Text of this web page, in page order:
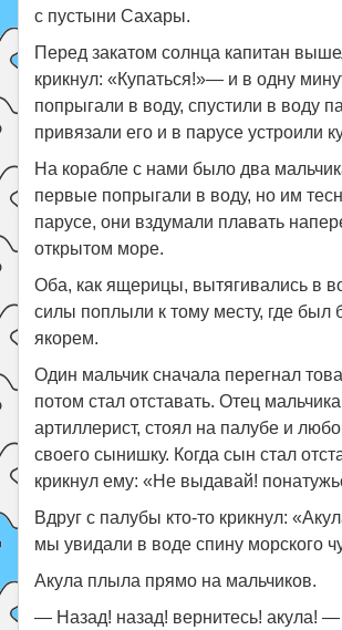
с пустыни Сахары.
Перед закатом солнца капитан
крикнул: «Купаться!»— и в одну
попрыгали в воду, спустили в воду
привязали его и в парусе устроили
На корабле с нами было два
первые попрыгали в воду, но им
парусе, они вздумали плавать
открытом море.
Оба, как ящерицы, вытягивались в
силы поплыли к тому месту, где был
якорем.
Один мальчик сначала перегнал
потом стал отставать. Отец
артиллерист, стоял на палубе и
своего сынишку. Когда сын стал
крикнул ему: «Не выдавай!
Вдруг с палубы кто-то крикнул:
мы увидали в воде спину морского
Акула плыла прямо на мальчиков.
— Назад! назад! вернитесь! акула! —